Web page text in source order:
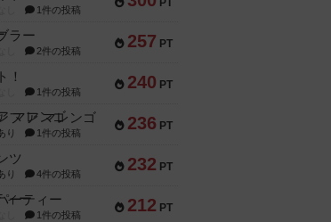
PT
1件の投稿
257 PT
ラー
2件の投稿
240 PT
！
1件の投稿
236 PT
フ ア マレンゴ
り 1件の投稿
232 PT
ツ
り 4件の投稿
212 PT
ーティー
1件の投稿